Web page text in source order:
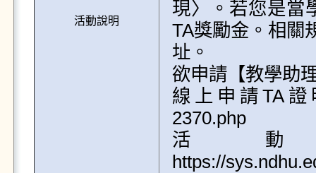
活動說明
現〉。若您是當
TA獎勵金。相關
址。
欲申請【教學助
線上申請TA證
2370.php
活
https://